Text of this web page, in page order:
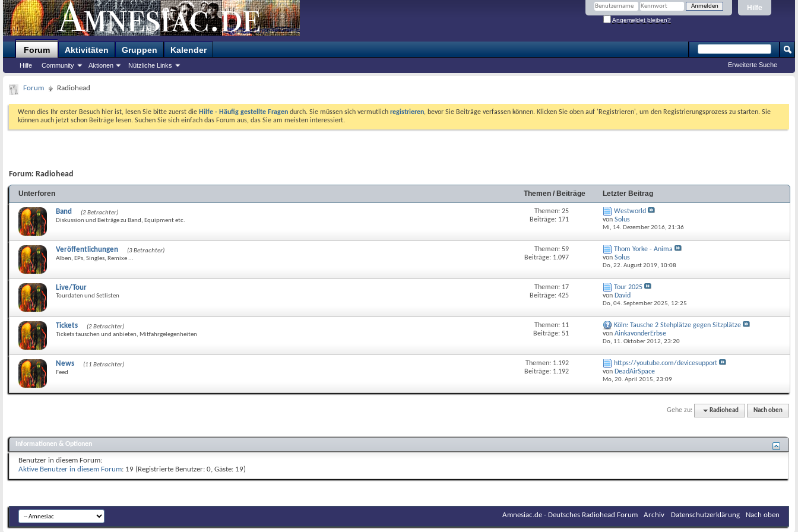
Hilfe
Angemeldet bleiben?
Forum
Hilfe Community Aktionen Nützliche Links
Aktivitäten Gruppen Kalender
Erweiterte Suche
Forum Radiohead
Wenn dies Ihr erster Besuch hier ist, lesen Sie bitte zuerst die Hilfe - Häufig gestellte Fragen durch. Sie müssen sich vermutlich registrieren, bevor Sie Beiträge verfassen können. Klicken Sie oben auf 'Registrieren', um den Registrierungsprozess zu starten. Sie
können auch jetzt schon Beiträge lesen. Suchen Sie sich einfach das Forum aus, das Sie am meisten interessiert.
Forum: Radiohead
Unterforen Themen / Beiträge Letzter Beitrag
Band
(2 Betrachter)
Diskussion und Beiträge zu Band, Equipment etc.
Themen: 25
Beiträge: 171
Westworld
von Solus
Mi, 14. Dezember 2016, 21:36
Veröffentlichungen
(3 Betrachter)
Alben, EPs, Singles, Remixe ...
Themen: 59
Beiträge: 1.097
Thom Yorke - Anima
von Solus
Do, 22. August 2019, 10:08
Live/Tour
Tourdaten und Setlisten
Themen: 17
Beiträge: 425
Tour 2025
von David
Do, 04. September 2025, 12:25
Tickets
(2 Betrachter)
Tickets tauschen und anbieten, Mitfahrgelegenheiten
Themen: 11
Beiträge: 51
Köln: Tausche 2 Stehplätze gegen Sitzplätze
von AinkavonderErbse
Do, 11. Oktober 2012, 23:20
News
(11 Betrachter)
Feed
Themen: 1.192
Beiträge: 1.192
https://youtube.com/devicesupport
von DeadAirSpace
Mo, 20. April 2015, 23:09
Gehe zu: Radiohead Nach oben
Informationen & Optionen
Benutzer in diesem Forum:
Aktive Benutzer in diesem Forum: 19 (Registrierte Benutzer: 0, Gäste: 19)
Amnesiac.de - Deutsches Radiohead Forum Archiv Datenschutzerklärung Nach oben